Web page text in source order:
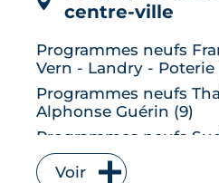
Programmes
Programmes
(4)
Programmes Jeanbrun
Fougeretz (3)
centre-ville
Programmes neufs
Vern - Landry - Poterie
Programmes neufs
Alphonse Guérin (9)
Programmes neufs
Programmes neufs
Voir